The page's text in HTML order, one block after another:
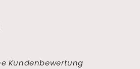
Kundenbewertung